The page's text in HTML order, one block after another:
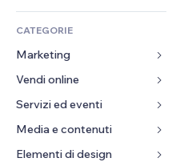
CATEGORIE
Marketing
Inserzioni
Mobile
Dati analitici
Vendi online
App per Stores
Spedizione e consegna
Tasti Vendi
Servizi ed eventi
Hotel
Eventi
Media e contenuti
Galleria
Elementi di design